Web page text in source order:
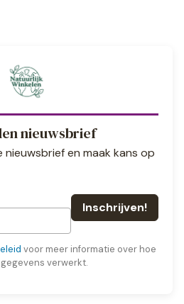
nieuwsbrief
nieuwsbrief en maak kans op
voor meer informatie over hoe
verwerkt.